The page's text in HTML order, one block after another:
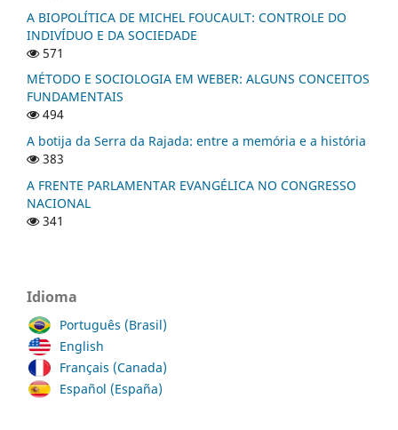
A BIOPOLÍTICA DE MICHEL FOUCAULT: CONTROLE DO
INDIVÍDUO E DA SOCIEDADE
571
MÉTODO E SOCIOLOGIA EM WEBER: ALGUNS CONCEITOS
FUNDAMENTAIS
494
A botija da Serra da Rajada: entre a memória e a história
383
A FRENTE PARLAMENTAR EVANGÉLICA NO CONGRESSO
NACIONAL
341
Idioma
Português (Brasil)
English
Français (Canada)
Español (España)